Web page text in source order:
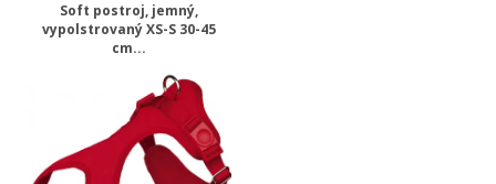
Soft postroj, jemný,
vypolstrovaný XS-S 30-45
cm...